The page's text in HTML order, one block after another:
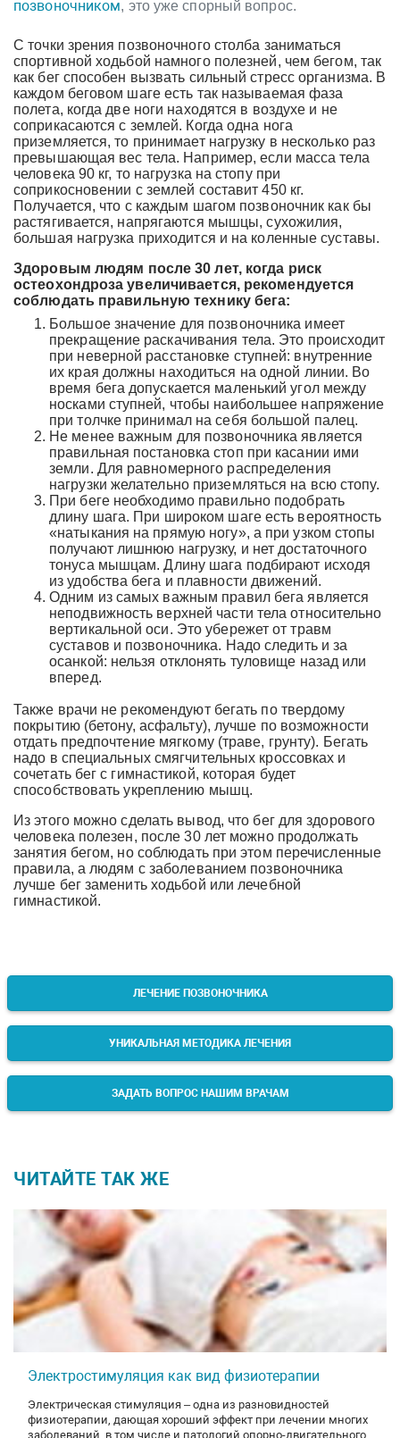
позвоночником, это уже спорный вопрос.
С точки зрения позвоночного столба заниматься
спортивной ходьбой намного полезней, чем бегом, так
как бег способен вызвать сильный стресс организма. В
каждом беговом шаге есть так называемая фаза
полета, когда две ноги находятся в воздухе и не
соприкасаются с землей. Когда одна нога
приземляется, то принимает нагрузку в несколько раз
превышающая вес тела. Например, если масса тела
человека 90 кг, то нагрузка на стопу при
соприкосновении с землей составит 450 кг.
Получается, что с каждым шагом позвоночник как бы
растягивается, напрягаются мышцы, сухожилия,
большая нагрузка приходится и на коленные суставы.
Здоровым людям после 30 лет, когда риск
остеохондроза увеличивается, рекомендуется
соблюдать правильную технику бега:
Большое значение для позвоночника имеет
прекращение раскачивания тела. Это происходит
при неверной расстановке ступней: внутренние
их края должны находиться на одной линии. Во
время бега допускается маленький угол между
носками ступней, чтобы наибольшее напряжение
при толчке принимал на себя большой палец.
Не менее важным для позвоночника является
правильная постановка стоп при касании ими
земли. Для равномерного распределения
нагрузки желательно приземляться на всю стопу.
При беге необходимо правильно подобрать
длину шага. При широком шаге есть вероятность
«натыкания на прямую ногу», а при узком стопы
получают лишнюю нагрузку, и нет достаточного
тонуса мышцам. Длину шага подбирают исходя
из удобства бега и плавности движений.
Одним из самых важным правил бега является
неподвижность верхней части тела относительно
вертикальной оси. Это убережет от травм
суставов и позвоночника. Надо следить и за
осанкой: нельзя отклонять туловище назад или
вперед.
Также врачи не рекомендуют бегать по твердому
покрытию (бетону, асфальту), лучше по возможности
отдать предпочтение мягкому (траве, грунту). Бегать
надо в специальных смягчительных кроссовках и
сочетать бег с гимнастикой, которая будет
способствовать укреплению мышц.
Из этого можно сделать вывод, что бег для здорового
человека полезен, после 30 лет можно продолжать
занятия бегом, но соблюдать при этом перечисленные
правила, а людям с заболеванием позвоночника
лучше бег заменить ходьбой или лечебной
гимнастикой.
ЛЕЧЕНИЕ ПОЗВОНОЧНИКА
УНИКАЛЬНАЯ МЕТОДИКА ЛЕЧЕНИЯ
ЗАДАТЬ ВОПРОС НАШИМ ВРАЧАМ
ЧИТАЙТЕ ТАК ЖЕ
Электростимуляция как вид физиотерапии
Электрическая стимуляция – одна из разновидностей
физиотерапии, дающая хороший эффект при лечении многих
заболеваний, в том числе и патологий опорно-двигательного